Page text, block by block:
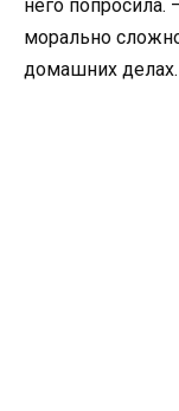
него попросила.
морально
домашних делах.